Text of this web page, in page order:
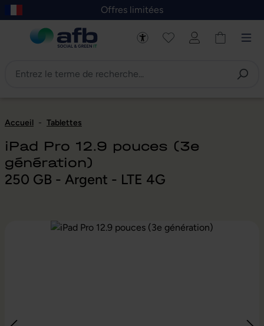
au contenu principal
Skip to B2B platform navigation
Offres limitées
Accueil - Tablettes
iPad Pro 12.9 pouces (3e
génération)
250 GB - Argent - LTE 4G
Ignorer la galerie d'images